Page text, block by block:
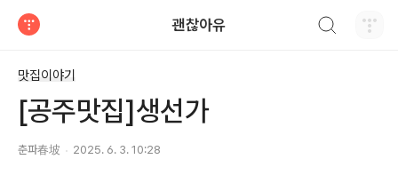
괜찮아유
맛집이야기
[공주맛집]생선가
춘파春坡 2025. 6. 3. 10:28